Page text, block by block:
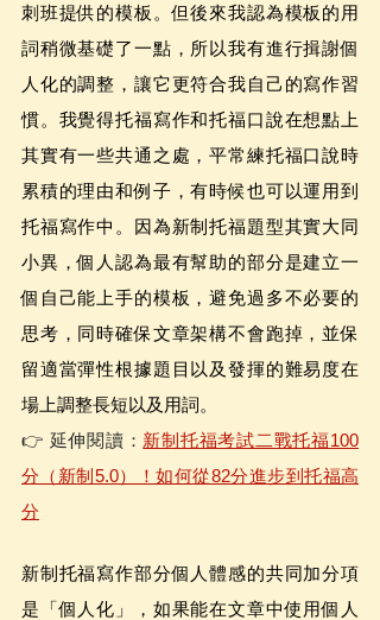
刺班提供的模板。但後來我認為模板的用
詞稍微基礎了一點，所以我有進行揖謝個
人化的調整，讓它更符合我自己的寫作習
慣。我覺得托福寫作和托福口說在想點上
其實有一些共通之處，平常練托福口說時
累積的理由和例子，有時候也可以運用到
托福寫作中。因為新制托福題型其實大同
小異，個人認為最有幫助的部分是建立一
個自己能上手的模板，避免過多不必要的
思考，同時確保文章架構不會跑掉，並保
留適當彈性根據題目以及發揮的難易度在
場上調整長短以及用詞。
👉 延伸閱讀： 新制托福考試二戰托福100
分（新制5.0）！如何從82分進步到托福高
分
新制托福寫作部分個人體感的共同加分項
是「個人化」，如果能在文章中使用個人